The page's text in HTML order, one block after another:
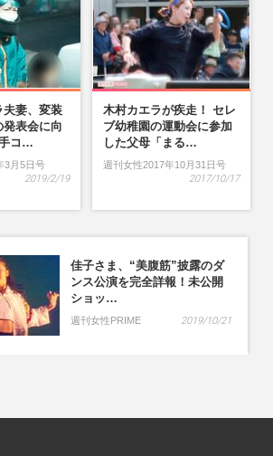
夫妻、変装
発表会に向
コ…
3月5日号
2019/2/19
木村カエラが疾走！ セレ
ブ幼稚園の運動会に参加
した父母「まる…
週刊女性2017年10月31日号
2017/10/17
佳子さま、“美腹筋”披露のダ
ンス公演を完全詳報！未公開
ショッ…
週刊女性PRIME 2019/10/21